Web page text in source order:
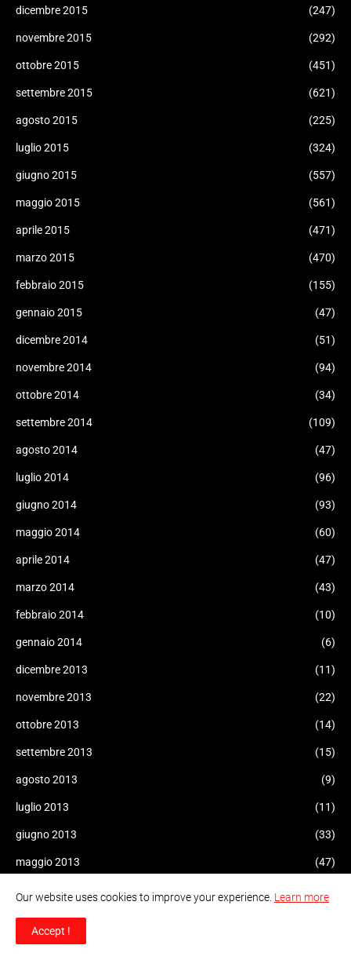
dicembre 2015 (247)
novembre 2015 (292)
ottobre 2015 (451)
settembre 2015 (621)
agosto 2015 (225)
luglio 2015 (324)
giugno 2015 (557)
maggio 2015 (561)
aprile 2015 (471)
marzo 2015 (470)
febbraio 2015 (155)
gennaio 2015 (47)
dicembre 2014 (51)
novembre 2014 (94)
ottobre 2014 (34)
settembre 2014 (109)
agosto 2014 (47)
luglio 2014 (96)
giugno 2014 (93)
maggio 2014 (60)
aprile 2014 (47)
marzo 2014 (43)
febbraio 2014 (10)
gennaio 2014 (6)
dicembre 2013 (11)
novembre 2013 (22)
ottobre 2013 (14)
settembre 2013 (15)
agosto 2013 (9)
luglio 2013 (11)
giugno 2013 (33)
maggio 2013 (47)
marzo 2013
febbraio 2013
Our website uses cookies to improve your experience. Learn more
Accept !